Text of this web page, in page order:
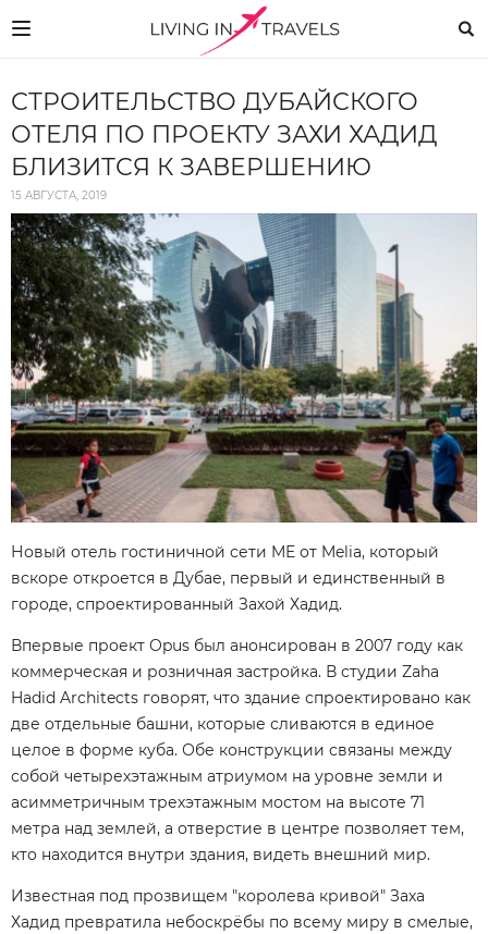
СТРОИТЕЛЬСТВО ДУБАЙСКОГО
ОТЕЛЯ ПО ПРОЕКТУ ЗАХИ ХАДИД
БЛИЗИТСЯ К ЗАВЕРШЕНИЮ
15 АВГУСТА, 2019
Новый отель гостиничной сети ME от Melia, который
вскоре откроется в Дубае, первый и единственный в
городе, спроектированный Захой Хадид.
Впервые проект Opus был анонсирован в 2007 году как
коммерческая и розничная застройка. В студии Zaha
Hadid Architects говорят, что здание спроектировано как
две отдельные башни, которые сливаются в единое
целое в форме куба. Обе конструкции связаны между
собой четырехэтажным атриумом на уровне земли и
асимметричным трехэтажным мостом на высоте 71
метра над землей, а отверстие в центре позволяет тем,
кто находится внутри здания, видеть внешний мир.
Известная под прозвищем "королева кривой" Заха
Хадид превратила небоскрёбы по всему миру в смелые,